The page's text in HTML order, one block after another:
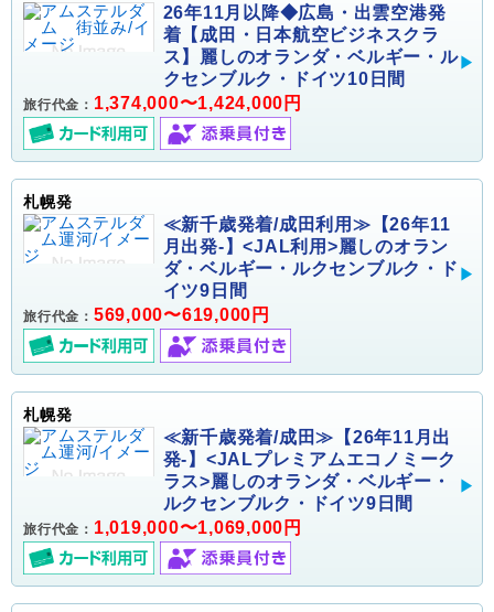
26年11月以降◆広島・出雲空港発
着【成田・日本航空ビジネスクラ
ス】麗しのオランダ・ベルギー・ル
クセンブルク・ドイツ10日間
旅行代金： 1,374,000〜1,424,000円
札幌発
≪新千歳発着/成田利用≫【26年11
月出発-】<JAL利用>麗しのオラン
ダ・ベルギー・ルクセンブルク・ド
イツ9日間
旅行代金： 569,000〜619,000円
札幌発
≪新千歳発着/成田≫【26年11月出
発-】<JALプレミアムエコノミーク
ラス>麗しのオランダ・ベルギー・
ルクセンブルク・ドイツ9日間
旅行代金： 1,019,000〜1,069,000円